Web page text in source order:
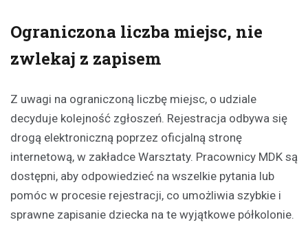
Ograniczona liczba miejsc, nie
zwlekaj z zapisem
Z uwagi na ograniczoną liczbę miejsc, o udziale
decyduje kolejność zgłoszeń. Rejestracja odbywa się
drogą elektroniczną poprzez oficjalną stronę
internetową, w zakładce Warsztaty. Pracownicy MDK są
dostępni, aby odpowiedzieć na wszelkie pytania lub
pomóc w procesie rejestracji, co umożliwia szybkie i
sprawne zapisanie dziecka na te wyjątkowe półkolonie.